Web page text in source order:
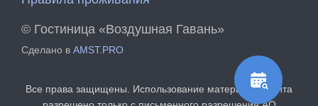
© Гостиница «Воздушная Гавань»
Сделано в AMST.PRO
Все права защищены. Использование материалов сайта